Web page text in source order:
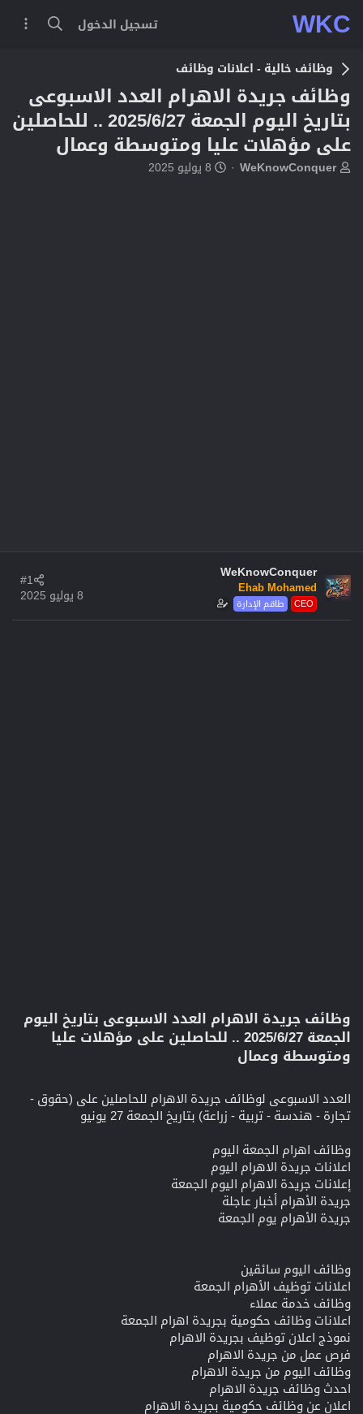
WKC تسجيل الدخول
وظائف خالية - اعلانات وظائف
وظائف جريدة الاهرام العدد الاسبوعى
بتاريخ اليوم الجمعة 2025/6/27 .. للحاصلين
على مؤهلات عليا ومتوسطة وعمال
بWeKnowConquer
ت8 يوليو 2025
WeKnowConquer
Ehab Mohamed
طاقم الإدارة CEO
8 يوليو 2025
#1
وظائف جريدة الاهرام العدد الاسبوعى بتاريخ اليوم
الجمعة 2025/6/27 .. للحاصلين على مؤهلات عليا
ومتوسطة وعمال​
العدد الاسبوعى لوظائف جريدة الاهرام للحاصلين على (حقوق -
تجارة - هندسة - تربية - زراعة) بتاريخ الجمعة 27 يونيو
وظائف اهرام الجمعة اليوم
اعلانات جريدة الاهرام اليوم
إعلانات جريدة الاهرام اليوم الجمعة
جريدة الأهرام أخبار عاجلة
جريدة الأهرام يوم الجمعة
وظائف اليوم سائقين
اعلانات توظيف الأهرام الجمعة
وظائف خدمة عملاء
اعلانات وظائف حكومية بجريدة اهرام الجمعة
نموذج اعلان توظيف بجريدة الاهرام
فرص عمل من جريدة الاهرام
وظائف اليوم من جريدة الاهرام
احدث وظائف جريدة الاهرام
اعلان عن وظائف حكومية بجريدة الاهرام